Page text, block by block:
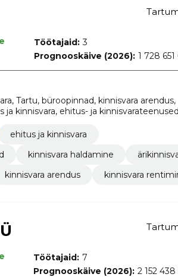
Töötajaid: 3
Prognooskäive (2026): 1 728
Tartu, büroopinnad, kinnisvara arendus,
ja kinnisvara, ehitus- ja kinnisvarateenused
ehitus ja kinnisvara
kinnisvara haldamine
kinnisvara arendus kinnisvara
Töötajaid: 7
Prognooskäive (2026): 2 152